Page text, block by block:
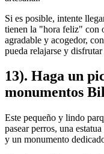
Si es posible, intente
tienen la "hora feliz" con
agradable y acogedor,
pueda relajarse y
13). Haga un
monumentos
Este pequeño y lindo
pasear perros, una
y un monumento